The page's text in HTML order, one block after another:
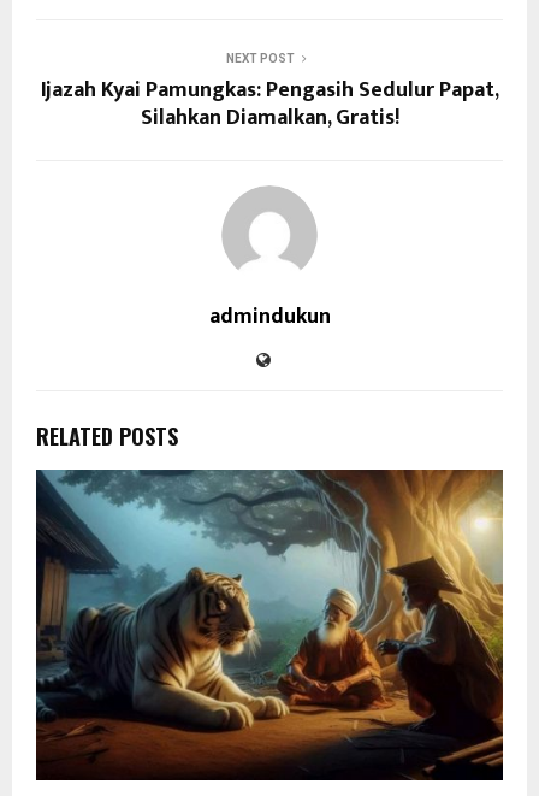
NEXT POST
Ijazah Kyai Pamungkas: Pengasih Sedulur Papat,
Silahkan Diamalkan, Gratis!
admindukun
RELATED POSTS